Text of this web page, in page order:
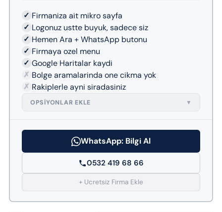
✓ Firmaniza ait mikro sayfa
✓ Logonuz ustte buyuk, sadece siz
✓ Hemen Ara + WhatsApp butonu
✓ Firmaya ozel menu
✓ Google Haritalar kaydi
✗ Bolge aramalarinda one cikma yok
✗ Rakiplerle ayni siradasiniz
OPSIYONLAR EKLE ▼
WhatsApp: Bilgi Al
0532 419 68 66
+ Ucretsiz Firma Ekle